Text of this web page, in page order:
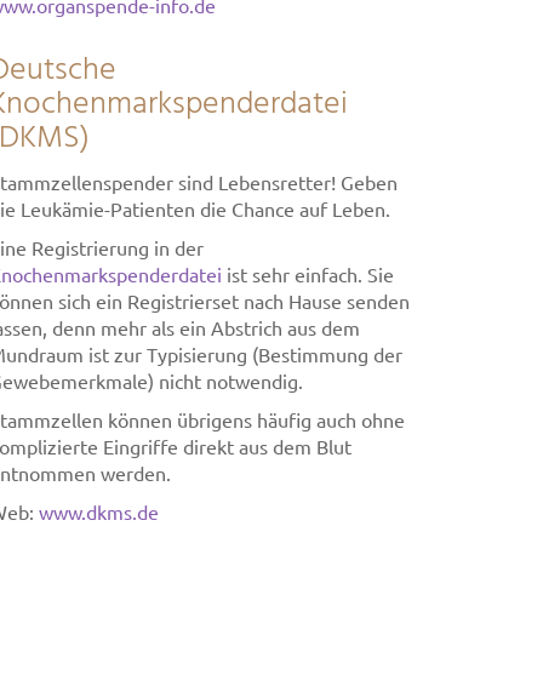
info.de
sind Lebensretter! Geben
Leukämie-Patienten die Chance auf Leben.
Registrierung in der
ist sehr einfach. Sie
sich ein Registrierset nach Hause senden
denn mehr als ein Abstrich aus dem
ist zur Typisierung (Bestimmung der
nicht notwendig.
können übrigens häufig auch ohne
Eingriffe direkt aus dem Blut
werden.
www.dkms.de